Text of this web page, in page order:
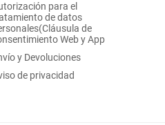
para el
de datos
de
Web y App
y Devoluciones
de privacidad